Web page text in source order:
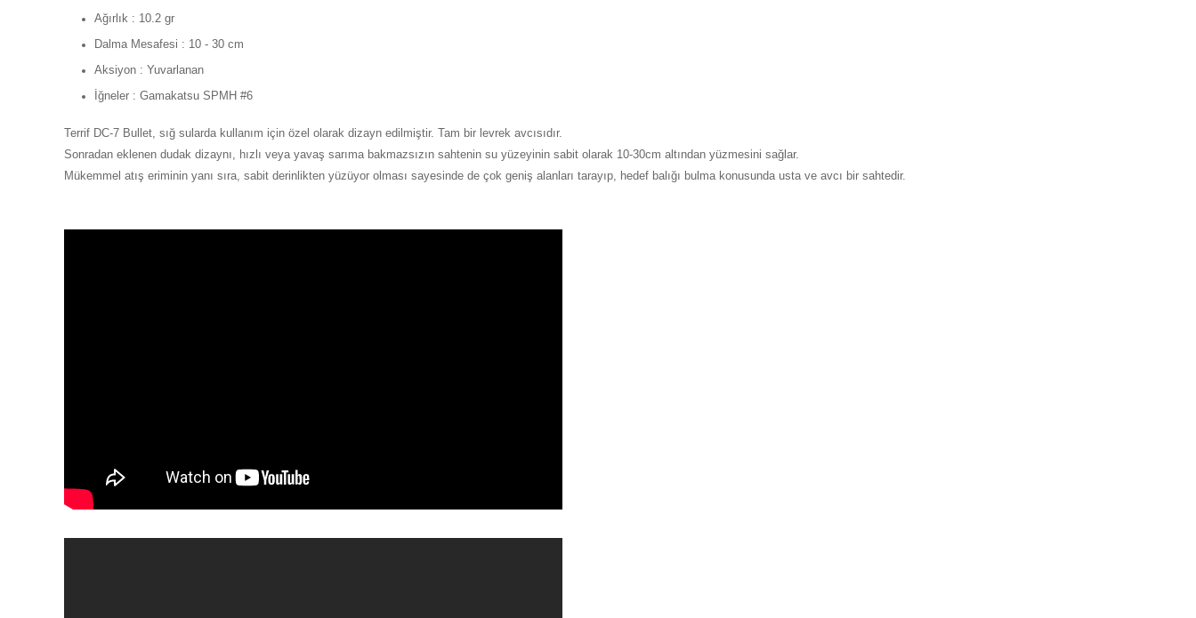
Ağırlık : 10.2 gr
Dalma Mesafesi : 10 - 30 cm
Aksiyon : Yuvarlanan
İğneler : Gamakatsu SPMH #6
Terrif DC-7 Bullet, sığ sularda kullanım için özel olarak dizayn edilmiştir. Tam bir levrek avcısıdır.
Sonradan eklenen dudak dizaynı, hızlı veya yavaş sarıma bakmazsızın sahtenin su yüzeyinin sabit olarak 10-30cm altından yüzmesini sağlar.
Mükemmel atış eriminin yanı sıra, sabit derinlikten yüzüyor olması sayesinde de çok geniş alanları tarayıp, hedef balığı bulma konusunda usta ve avcı bir sahtedir.